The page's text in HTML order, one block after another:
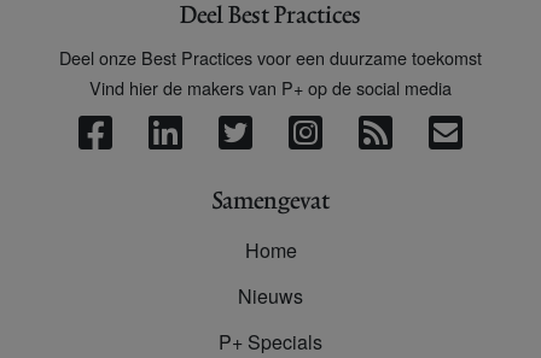
Deel Best Practices
Deel onze Best Practices voor een duurzame toekomst
Vind hier de makers van P+ op de social media
Samengevat
Home
Nieuws
P+ Specials